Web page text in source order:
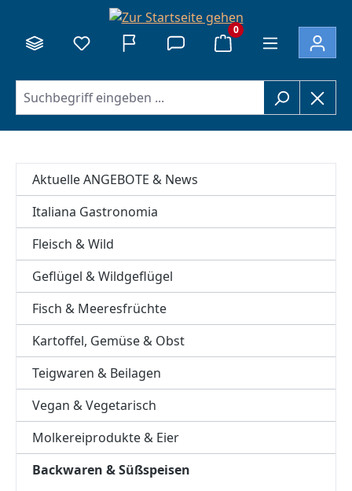
0
Aktuelle ANGEBOTE & News
Italiana Gastronomia
Fleisch & Wild
Geflügel & Wildgeflügel
Fisch & Meeresfrüchte
Kartoffel, Gemüse & Obst
Teigwaren & Beilagen
Vegan & Vegetarisch
Molkereiprodukte & Eier
Backwaren & Süßspeisen